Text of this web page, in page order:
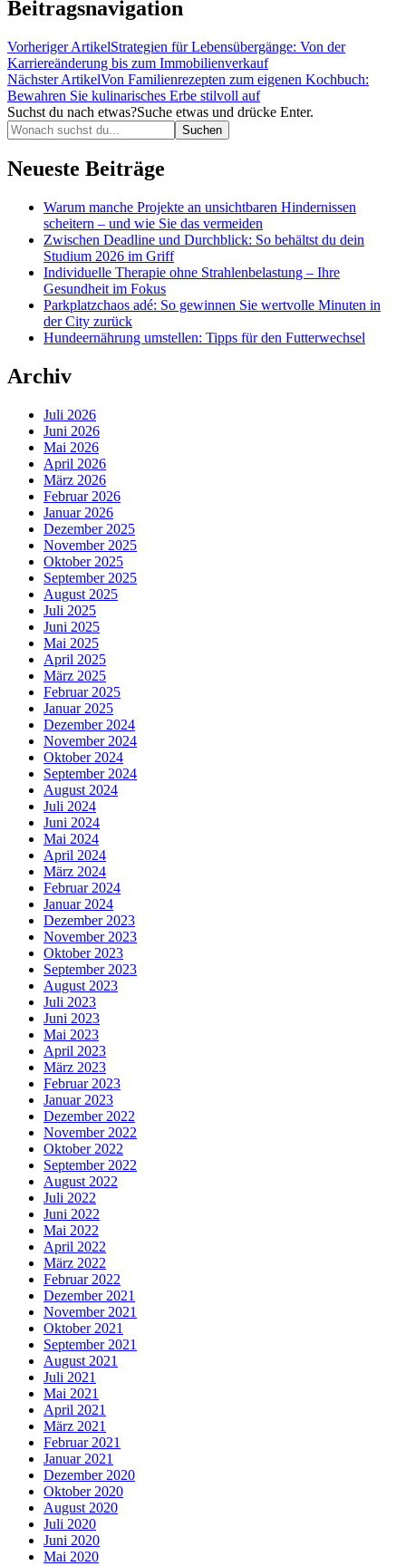
Beitragsnavigation
Vorheriger ArtikelStrategien für Lebensübergänge: Von der
Karriereänderung bis zum Immobilienverkauf
Nächster ArtikelVon Familienrezepten zum eigenen Kochbuch:
Bewahren Sie kulinarisches Erbe stilvoll auf
Suchst du nach etwas?Suche etwas und drücke Enter.
Neueste Beiträge
Warum manche Projekte an unsichtbaren Hindernissen
scheitern – und wie Sie das vermeiden
Zwischen Deadline und Durchblick: So behältst du dein
Studium 2026 im Griff
Individuelle Therapie ohne Strahlenbelastung – Ihre
Gesundheit im Fokus
Parkplatzchaos adé: So gewinnen Sie wertvolle Minuten in
der City zurück
Hundeernährung umstellen: Tipps für den Futterwechsel
Archiv
Juli 2026
Juni 2026
Mai 2026
April 2026
März 2026
Februar 2026
Januar 2026
Dezember 2025
November 2025
Oktober 2025
September 2025
August 2025
Juli 2025
Juni 2025
Mai 2025
April 2025
März 2025
Februar 2025
Januar 2025
Dezember 2024
November 2024
Oktober 2024
September 2024
August 2024
Juli 2024
Juni 2024
Mai 2024
April 2024
März 2024
Februar 2024
Januar 2024
Dezember 2023
November 2023
Oktober 2023
September 2023
August 2023
Juli 2023
Juni 2023
Mai 2023
April 2023
März 2023
Februar 2023
Januar 2023
Dezember 2022
November 2022
Oktober 2022
September 2022
August 2022
Juli 2022
Juni 2022
Mai 2022
April 2022
März 2022
Februar 2022
Dezember 2021
November 2021
Oktober 2021
September 2021
August 2021
Juli 2021
Mai 2021
April 2021
März 2021
Februar 2021
Januar 2021
Dezember 2020
Oktober 2020
August 2020
Juli 2020
Juni 2020
Mai 2020